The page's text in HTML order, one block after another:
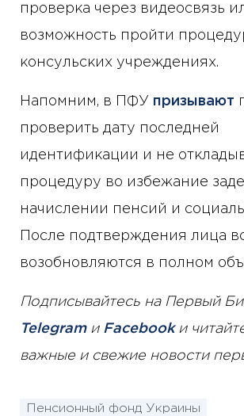
проверка через видеосвязь
возможность пройти
консульских учреждениях.
Напомним, в ПФУ призывают
проверить дату последней
идентификации и не
процедуру во избежание
начислении пенсий и
После подтверждения лица
возобновляются в полном
Подписывайтесь на Первый
Telegramи Facebookи
важные и свежие новости
Пенсионный фонд Украины